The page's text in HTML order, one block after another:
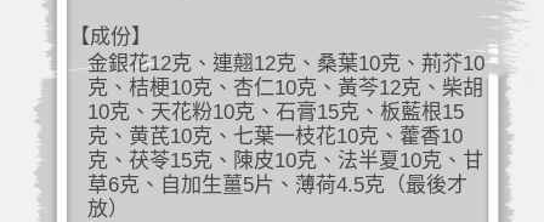
【成份】
金銀花12克、連翹12克、桑葉10克、荊芥10
克、桔梗10克、杏仁10克、黃芩12克、柴胡
10克、天花粉10克、石膏15克、板藍根15
克、黄芪10克、七葉一枝花10克、藿香10
克、茯苓15克、陳皮10克、法半夏10克、甘
草6克、自加生薑5片、薄荷4.5克（最後才
放）